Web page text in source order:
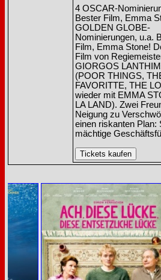
4 OSCAR-
Bester Film, Emma
GOLDEN GLOBE-
Nominierungen, u.a.
Film, Emma Stone!
Film von
GIORGOS
(POOR THINGS,
FAVORITTE, THE
wieder mit EMMA
LA LAND). Zwei
Neigung zu
einen riskanten Plan:
mächtige